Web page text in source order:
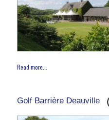
Read more...
Golf Barrière Deauville